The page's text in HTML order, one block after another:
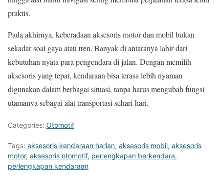
praktis.
Pada akhirnya, keberadaan aksesoris motor dan mobil bukan
sekadar soal gaya atau tren. Banyak di antaranya lahir dari
kebutuhan nyata para pengendara di jalan. Dengan memilih
aksesoris yang tepat, kendaraan bisa terasa lebih nyaman
digunakan dalam berbagai situasi, tanpa harus mengubah fungsi
utamanya sebagai alat transportasi sehari-hari.
Categories: Otomotif
Tags: aksesoris kendaraan harian, aksesoris mobil, aksesoris
motor, aksesoris otomotif, perlengkapan berkendara,
perlengkapan kendaraan